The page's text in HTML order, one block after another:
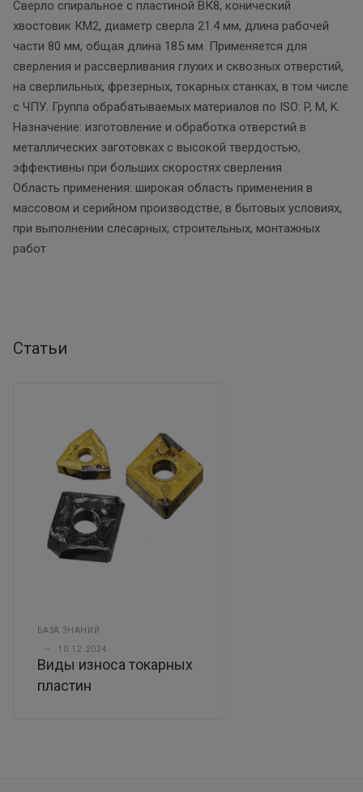
Сверло спиральное с пластиной ВК8, конический
хвостовик КМ2, диаметр сверла 21.4 мм, длина рабочей
части 80 мм, общая длина 185 мм. Применяется для
сверления и рассверливания глухих и сквозных отверстий,
на сверлильных, фрезерных, токарных станках, в том числе
с ЧПУ. Группа обрабатываемых материалов по ISO: P, M, K.
Назначение: изготовление и обработка отверстий в
металлических заготовках с высокой твердостью,
эффективны при больших скоростях сверления
Область применения: широкая область применения в
массовом и серийном производстве, в бытовых условиях,
при выполнении слесарных, строительных, монтажных
работ
Статьи
БАЗА ЗНАНИЙ
— 10.12.2024
Виды износа токарных
пластин